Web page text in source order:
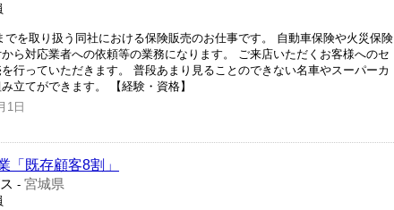
でを取り扱う同社における保険販売のお仕事です。 自動車保険や火災保険
ら対応業者への依頼等の業務になります。 ご来店いただくお客様へのセ
行っていただきます。 普段あまり見ることのできない名車やスーパーカ
立てができます。 【経験・資格】
1日
「既存顧客8割」
- 宮城県